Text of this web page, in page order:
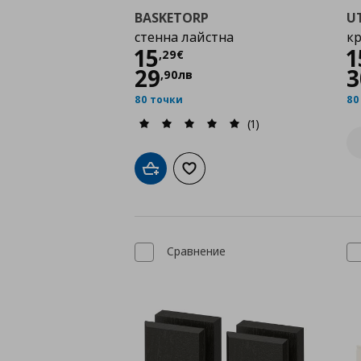
BASKETORP
стенна лайстна
15,29€
Цена
29,90лв
80 точки
(1)
Добави в кошницата
Добави към списъка с любими
Сравнение